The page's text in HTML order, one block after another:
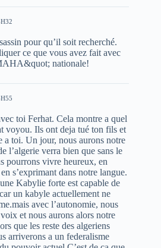
pour qu’il soit recherché.
ce que vous avez fait avec
nationale!
toi Ferhat. Cela montre a quel
voyou. Ils ont deja tué ton fils et
a toi. Un jour, nous aurons notre
l’algerie verra bien que sans le
pourrons vivre heureux, en
s’exprimant dans notre langue.
Kabylie forte est capable de
un kabyle actuellement ne
avec l’autonomie, nous
et nous aurons alors notre
que les reste des algeriens
arriverons a un federalisme